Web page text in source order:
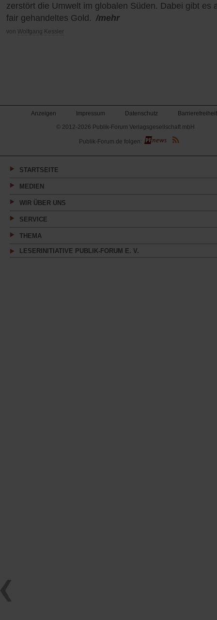
zerstört die Umwelt im globalen Süden. Dabei gibt es
fair gehandeltes Gold. /mehr
von Wolfgang Kessler
Anzeigen Impressum Datenschutz
Barrierefreiheit
© 2012-2026 Publik-Forum Verlagsgesellschaft mbH
(Öffnet
in
neuen
Publik-Forum.de folgen:
STARTSEITE
MEDIEN
WIR ÜBER UNS
SERVICE
THEMA
LESERINITIATIVE PUBLIK-FORUM E. V.